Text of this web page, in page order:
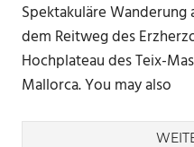
Spektakuläre Wanderung
dem Reitweg des
Hochplateau des Teix-
Mallorca. You may also